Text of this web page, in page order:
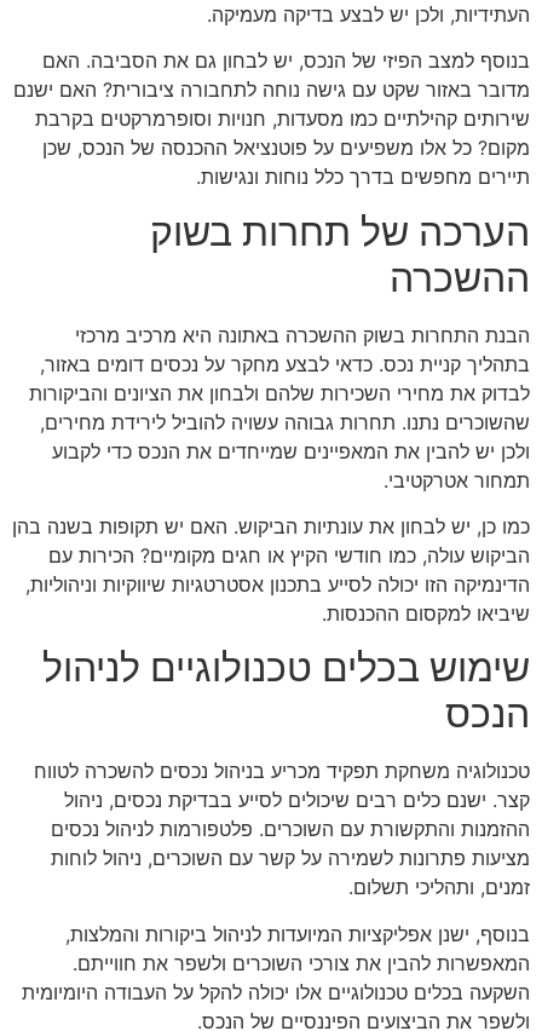
העתידיות, ולכן יש לבצע בדיקה מעמיקה.
בנוסף למצב הפיזי של הנכס, יש לבחון גם את הסביבה. האם
מדובר באזור שקט עם גישה נוחה לתחבורה ציבורית? האם ישנם
שירותים קהילתיים כמו מסעדות, חנויות וסופרמרקטים בקרבת
מקום? כל אלו משפיעים על פוטנציאל ההכנסה של הנכס, שכן
תיירים מחפשים בדרך כלל נוחות ונגישות.
הערכה של תחרות בשוק
ההשכרה
הבנת התחרות בשוק ההשכרה באתונה היא מרכיב מרכזי
בתהליך קניית נכס. כדאי לבצע מחקר על נכסים דומים באזור,
לבדוק את מחירי השכירות שלהם ולבחון את הציונים והביקורות
שהשוכרים נתנו. תחרות גבוהה עשויה להוביל לירידת מחירים,
ולכן יש להבין את המאפיינים שמייחדים את הנכס כדי לקבוע
תמחור אטרקטיבי.
כמו כן, יש לבחון את עונתיות הביקוש. האם יש תקופות בשנה בהן
הביקוש עולה, כמו חודשי הקיץ או חגים מקומיים? הכירות עם
הדינמיקה הזו יכולה לסייע בתכנון אסטרטגיות שיווקיות וניהוליות,
שיביאו למקסום ההכנסות.
שימוש בכלים טכנולוגיים לניהול
הנכס
טכנולוגיה משחקת תפקיד מכריע בניהול נכסים להשכרה לטווח
קצר. ישנם כלים רבים שיכולים לסייע בבדיקת נכסים, ניהול
ההזמנות והתקשורת עם השוכרים. פלטפורמות לניהול נכסים
מציעות פתרונות לשמירה על קשר עם השוכרים, ניהול לוחות
זמנים, ותהליכי תשלום.
בנוסף, ישנן אפליקציות המיועדות לניהול ביקורות והמלצות,
המאפשרות להבין את צורכי השוכרים ולשפר את חווייתם.
השקעה בכלים טכנולוגיים אלו יכולה להקל על העבודה היומיומית
ולשפר את הביצועים הפיננסיים של הנכס.